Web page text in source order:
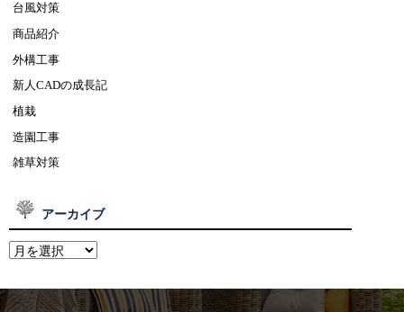
台風対策
商品紹介
外構工事
新人CADの成長記
植栽
造園工事
雑草対策
アーカイブ